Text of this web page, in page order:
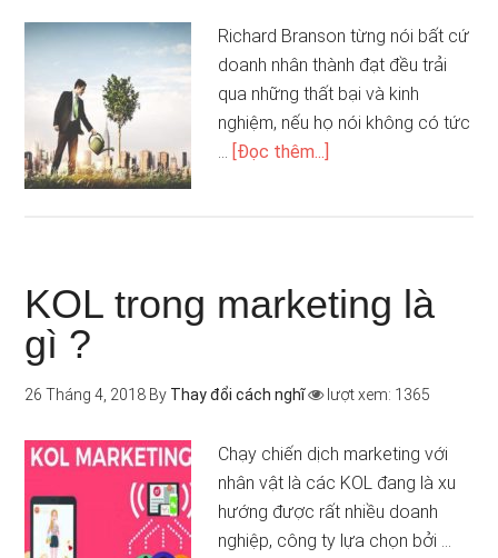
Richard Branson từng nói bất cứ
doanh nhân thành đạt đều trải
qua những thất bại và kinh
nghiệm, nếu họ nói không có tức
… [Đọc thêm...]
KOL trong marketing là
gì ?
26 Tháng 4, 2018 By Thay đổi cách nghĩ lượt xem: 1365
Chạy chiến dịch marketing với
nhân vật là các KOL đang là xu
hướng được rất nhiều doanh
nghiệp, công ty lựa chọn bởi …